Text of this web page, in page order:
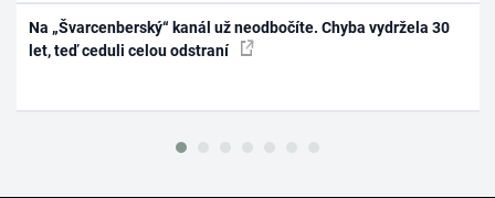
Na „Švarcenberský“ kanál už neodbočíte. Chyba vydržela 30
let, teď ceduli celou odstraní